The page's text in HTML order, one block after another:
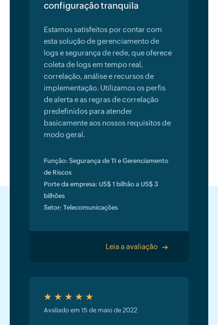
configuração tranquila
Estamos satisfeitos por contar com
esta solução de gerenciamento de
logs e segurança de rede, que oferece
coleta de logs em tempo real,
correlação, análise e recursos de
implementação. Utilizamos os perfis
de alerta e as regras de correlação
predefinidos para atender
basicamente aos nossos requisitos de
modo geral.
Função: Segurança de TI e Gerenciamento
de Riscos
Porte da empresa: US$ 1 bilhão a US$ 3
bilhões
Setor: Telecomunicações
Leia a avaliação >
Avaliado em 15 de maio de 2022